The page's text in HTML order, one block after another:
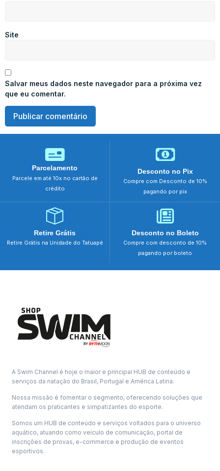
Site
Salvar meus dados neste navegador para a próxima vez
que eu comentar.
Parcelamento
Parcele em até 10x no cartão de
crédito
Desconto no Pix
Compre com Desconto de 10%
pagando por pix
Retire Grátis
Retire Grátis na Unidade do Tatuapé
Desconto no Boleto
Compre com desconto de 10%
pagando por boleto
A Swim Channel é hoje o maior e principal HUB de conteúdo e
serviços da natação do Brasil, Portugal e América Latina.
Nossa missão é fomentar o segmento, oferecendo soluções que
atendam os praticantes e simpatizantes do esporte.
Somos um HUB de conteúdo e serviços voltados para o universo
aquático, atuando como veículo de comunicação, portal de
inscrições de provas, e-commerce e produção de eventos
esportivos.